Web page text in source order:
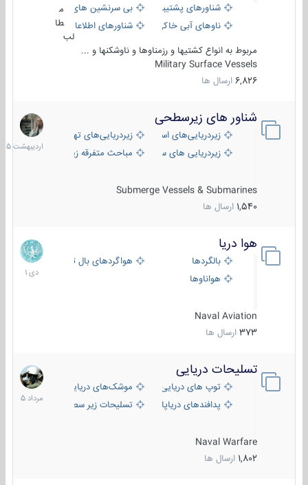
شناورهای پشتیبانی
بی سرنشین های دریایی
ناوهای آبی خاکی و نیروبرشناورهای اطلاعاتی و جاسوسی
طا
لب
مربوط به انواع کشتیها و رزمناوها و ناوشکنها و ...
Military Surface Vessels
6,826 ارسال ها
شناور های زیرسطحی
زیردریایی‌های استراتژیکزیردریایی‌های تهاجمی
زیردریایی های سبک
مباحث متفرقه زیرسطحی
Submerge Vessels & Submarines
1,540 ارسال ها
31
1405
هوا دریا
بالگردها
هواگردهای بال ثابت
هواناوها
Naval Aviation
373 ارسال ها
12
دی
1401
تسلیحات دریایی
توپ های دریایی
موشک‌های دریایی
پدافندهای دریاپایه
تسلیحات زیر سطحی
Naval Warfare
1,802 ارسال ها
2
مرداد
1405